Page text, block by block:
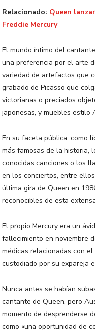
Relacionado: Queen
Freddie Mercury
El mundo íntimo del
una preferencia por el arte
variedad de artefactos que
grabado de Picasso que
victorianas o preciados
japonesas, y muebles estilo
En su faceta pública, como
más famosas de la historia,
conocidas canciones o los
en los conciertos, entre
última gira de Queen en
reconocibles de esta
El propio Mercury era un
fallecimiento en noviembre
médicas relacionadas con
custodiado por su expareja
Nunca antes se habían
cantante de Queen, pero
momento de desprenderse
como «una oportunidad de